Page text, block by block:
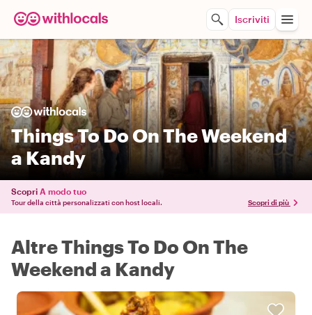
Iscriviti
Things To Do On The Weekend
a Kandy
Scopri A modo tuo
Tour della città personalizzati con host locali. Scopri di più
Altre Things To Do On The
Weekend a Kandy